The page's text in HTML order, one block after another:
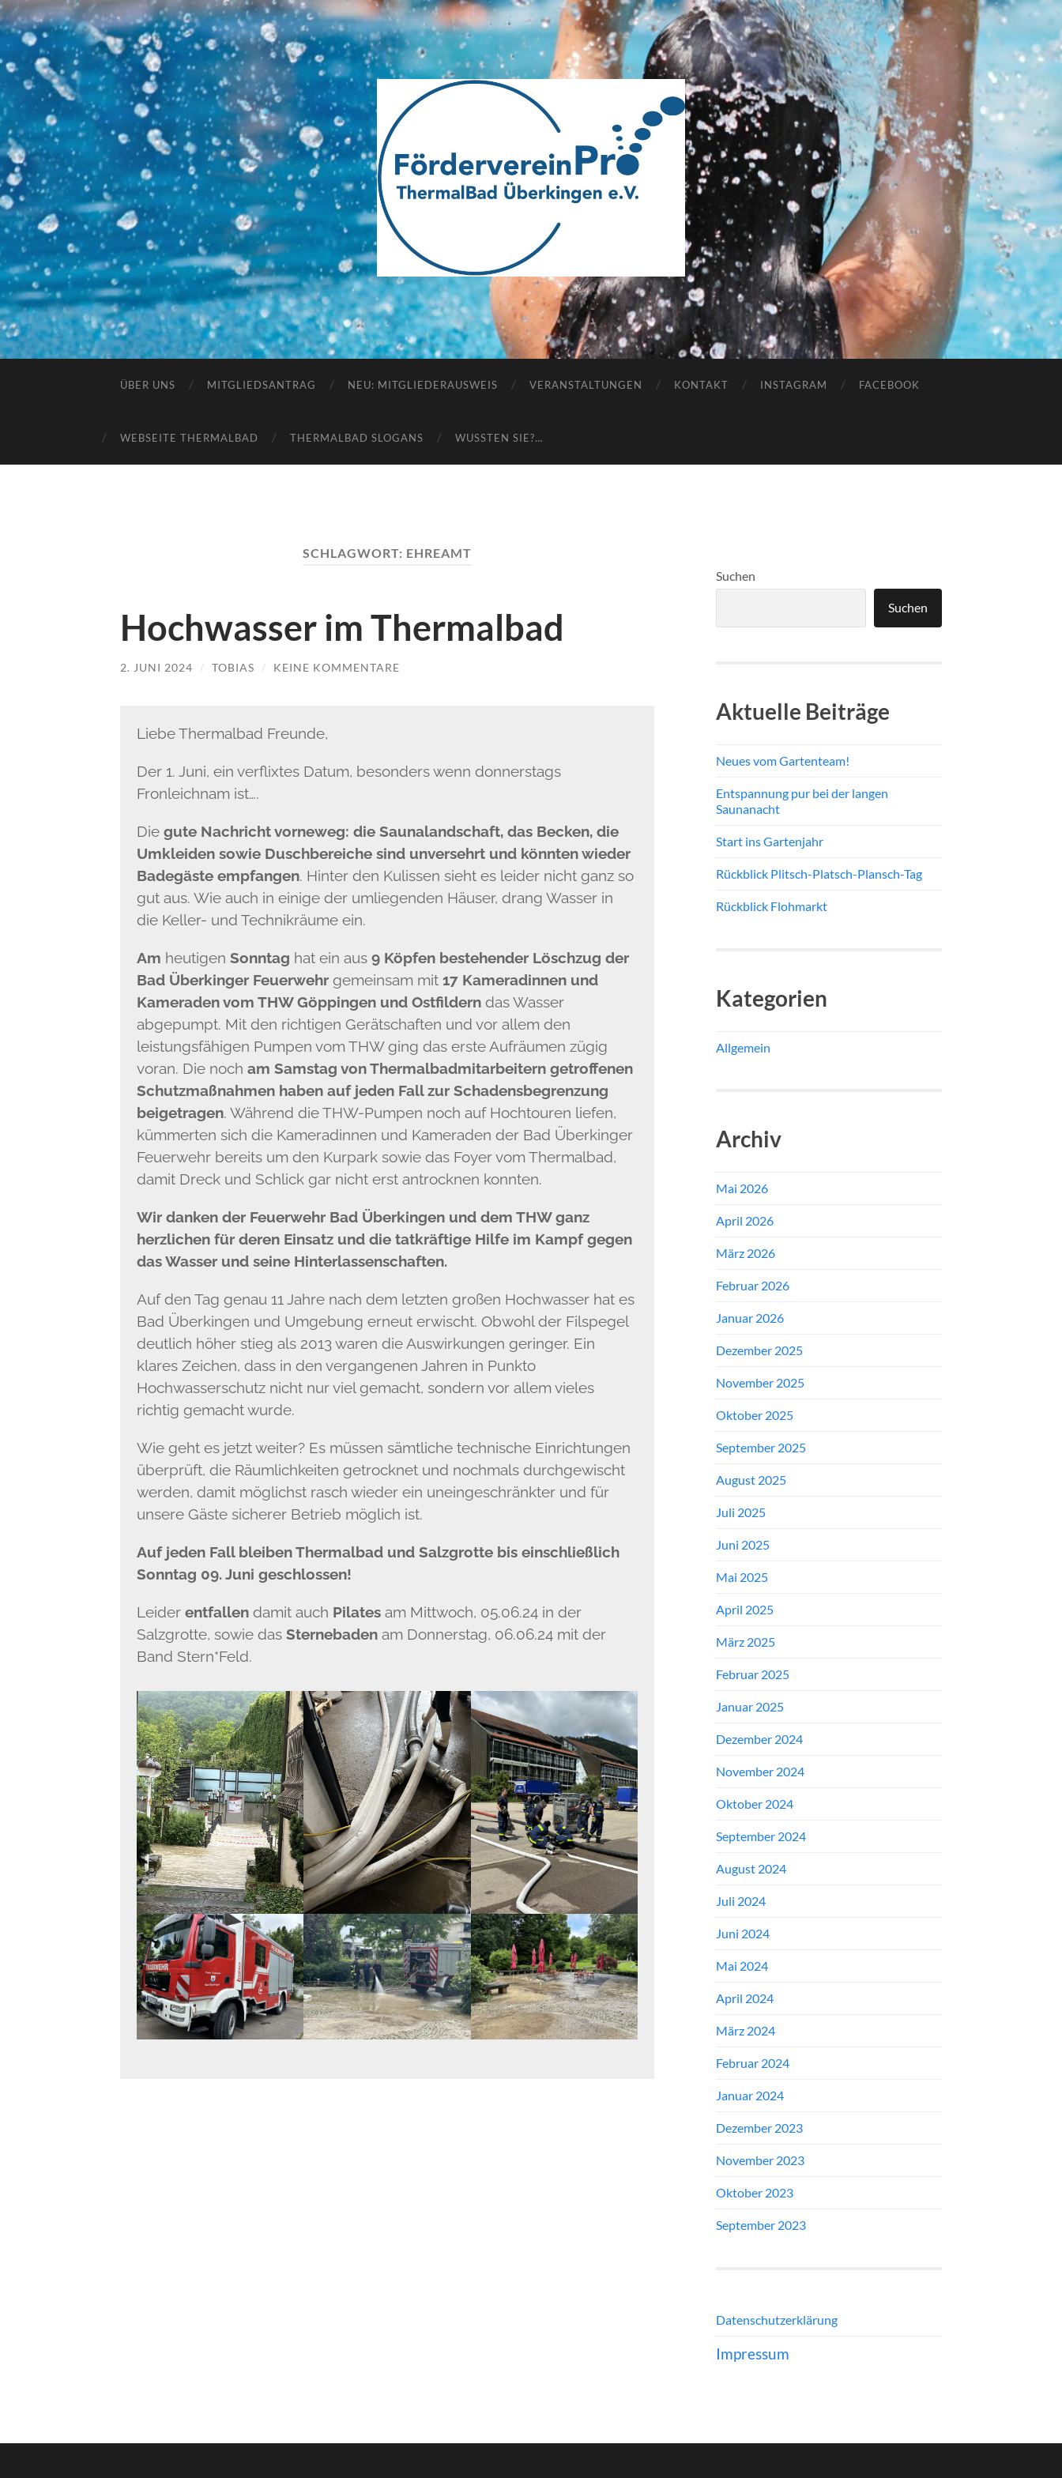
Webseite
des
Fördervereins
Pro
ThermalBad
Überkingen
ÜBER UNS MITGLIEDSANTRAG NEU: MITGLIEDERAUSWEIS VERANSTALTUNGEN KONTAKT INSTAGRAM FACEBOOK
WEBSEITE THERMALBAD THERMALBAD SLOGANS WUSSTEN SIE?…
SCHLAGWORT: EHREAMT
Hochwasser im Thermalbad
2. JUNI 2024 / TOBIAS / KEINE KOMMENTARE
Liebe Thermalbad Freunde,
Der 1. Juni, ein verflixtes Datum, besonders wenn donnerstags
Fronleichnam ist….
Die gute Nachricht vorneweg: die Saunalandschaft, das Becken, die
Umkleiden sowie Duschbereiche sind unversehrt und könnten wieder
Badegäste empfangen. Hinter den Kulissen sieht es leider nicht ganz so
gut aus. Wie auch in einige der umliegenden Häuser, drang Wasser in
die Keller- und Technikräume ein.
Am heutigen Sonntag hat ein aus 9 Köpfen bestehender Löschzug der
Bad Überkinger Feuerwehrgemeinsam mit 17 Kameradinnen und
Kameraden vom THW Göppingen und Ostfilderndas Wasser
abgepumpt. Mit den richtigen Gerätschaften und vor allem den
leistungsfähigen Pumpen vom THW ging das erste Aufräumen zügig
voran. Die noch am Samstag von Thermalbadmitarbeitern getroffenen
Schutzmaßnahmen haben auf jeden Fall zur Schadensbegrenzung
beigetragen. Während die THW-Pumpen noch auf Hochtouren liefen,
kümmerten sich die Kameradinnen und Kameraden der Bad Überkinger
Feuerwehr bereits um den Kurpark sowie das Foyer vom Thermalbad,
damit Dreck und Schlick gar nicht erst antrocknen konnten.
Wir danken der Feuerwehr Bad Überkingen und dem THW ganz
herzlichen für deren Einsatz und die tatkräftige Hilfe im Kampf gegen
das Wasser und seine Hinterlassenschaften.
Auf den Tag genau 11 Jahre nach dem letzten großen Hochwasser hat es
Bad Überkingen und Umgebung erneut erwischt. Obwohl der Filspegel
deutlich höher stieg als 2013 waren die Auswirkungen geringer. Ein
klares Zeichen, dass in den vergangenen Jahren in Punkto
Hochwasserschutz nicht nur viel gemacht, sondern vor allem vieles
richtig gemacht wurde.
Wie geht es jetzt weiter? Es müssen sämtliche technische Einrichtungen
überprüft, die Räumlichkeiten getrocknet und nochmals durchgewischt
werden, damit möglichst rasch wieder ein uneingeschränkter und für
unsere Gäste sicherer Betrieb möglich ist.
Auf jeden Fall bleiben Thermalbad und Salzgrotte bis einschließlich
Sonntag 09. Juni geschlossen!
Leider entfallendamit auch Pilatesam Mittwoch, 05.06.24 in der
Salzgrotte, sowie das Sternebadenam Donnerstag, 06.06.24 mit der
Band Stern*Feld.
Suchen
Suchen
Aktuelle Beiträge
Neues vom Gartenteam!
Entspannung pur bei der langen
Saunanacht
Start ins Gartenjahr
Rückblick Plitsch-Platsch-Plansch-Tag
Rückblick Flohmarkt
Kategorien
Allgemein
Archiv
Mai 2026
April 2026
März 2026
Februar 2026
Januar 2026
Dezember 2025
November 2025
Oktober 2025
September 2025
August 2025
Juli 2025
Juni 2025
Mai 2025
April 2025
März 2025
Februar 2025
Januar 2025
Dezember 2024
November 2024
Oktober 2024
September 2024
August 2024
Juli 2024
Juni 2024
Mai 2024
April 2024
März 2024
Februar 2024
Januar 2024
Dezember 2023
November 2023
Oktober 2023
September 2023
Datenschutzerklärung
Impressum